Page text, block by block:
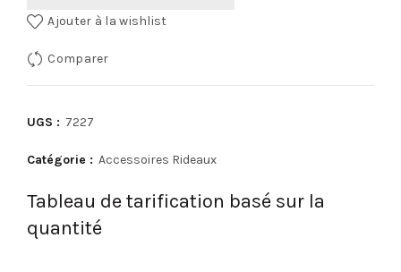
Ajouter à la wishlist
Comparer
UGS : 7227
Catégorie : Accessoires Rideaux
Tableau de tarification basé sur la
quantité